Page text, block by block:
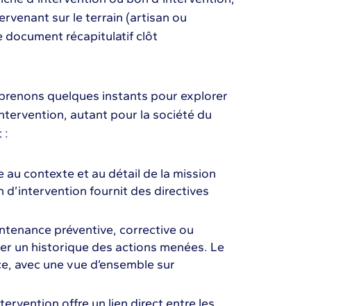
sur le terrain (artisan ou
document récapitulatif clôt
quelques instants pour explorer
autant pour la société du
:
au contexte et au détail de la mission
d’intervention fournit des directives
préventive, corrective ou
un historique des actions menées. Le
avec une vue d’ensemble sur